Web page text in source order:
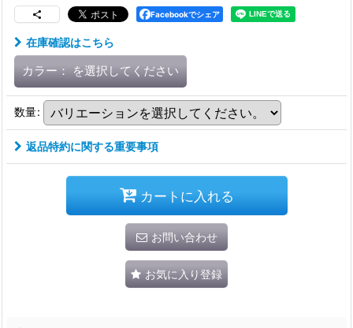
Facebookでシェア
在庫確認はこちら
カラー： を選択してください
数量:
返品特約に関する重要事項
カートに入れる
お問い合わせ
お気に入り登録